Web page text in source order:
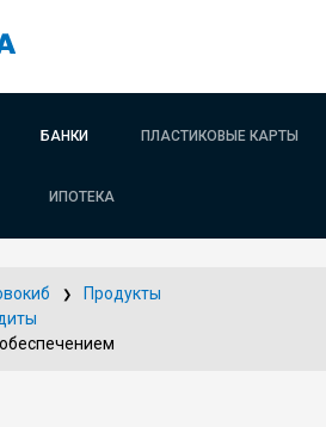
БАНКИ ПЛАСТИКОВЫЕ КАРТЫ
ИПОТЕКА
Продукты